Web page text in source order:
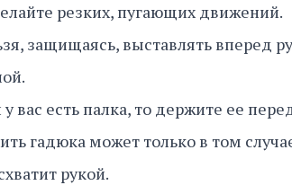
резких, пугающих движений.
защищаясь, выставлять вперед
у вас есть палка, то держите ее
гадюка может только в том
рукой.